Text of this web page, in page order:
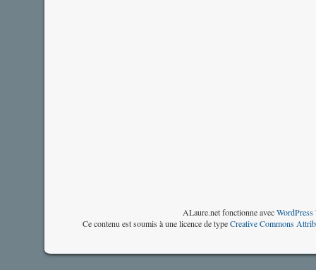
ALaure.net fonctionne avecWordPress
Ce contenu est soumis à une licence de typeCreative Commons